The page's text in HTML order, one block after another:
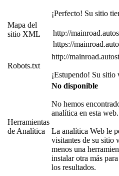
Mapa del
sitio XML
¡Perfecto! Su sitio
http://
https://
Robots.txt
http://
¡Estupendo! Su
Herramientas
de Analítica
No disponible
No hemos
analítica en esta web.
La analítica Web le
visitantes de su sitio
menos una
instalar otra más
los resultados.